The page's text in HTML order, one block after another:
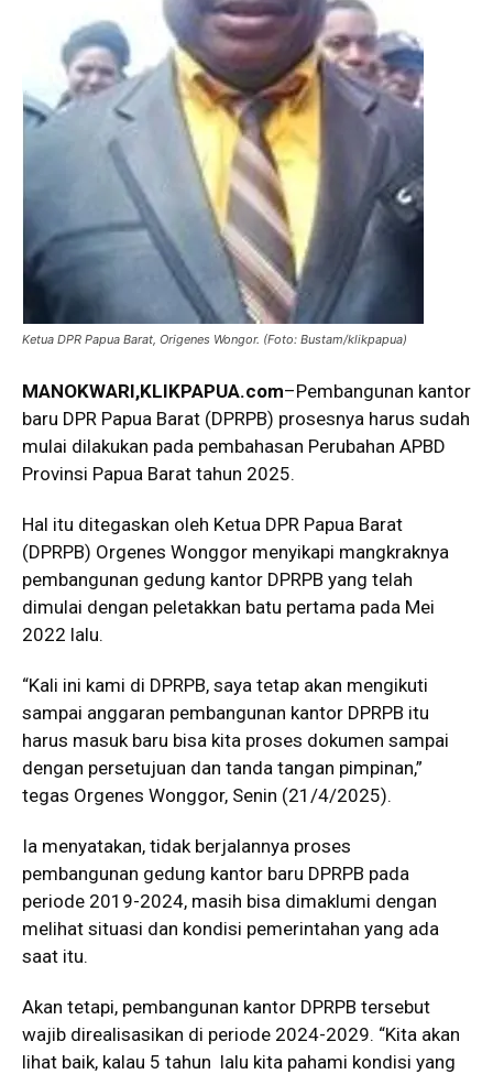
Ketua DPR Papua Barat, Origenes Wongor. (Foto: Bustam/klikpapua)
MANOKWARI,KLIKPAPUA.com–Pembangunan kantor
baru DPR Papua Barat (DPRPB) prosesnya harus sudah
mulai dilakukan pada pembahasan Perubahan APBD
Provinsi Papua Barat tahun 2025.
Hal itu ditegaskan oleh Ketua DPR Papua Barat
(DPRPB) Orgenes Wonggor menyikapi mangkraknya
pembangunan gedung kantor DPRPB yang telah
dimulai dengan peletakkan batu pertama pada Mei
2022 lalu.
“Kali ini kami di DPRPB, saya tetap akan mengikuti
sampai anggaran pembangunan kantor DPRPB itu
harus masuk baru bisa kita proses dokumen sampai
dengan persetujuan dan tanda tangan pimpinan,”
tegas Orgenes Wonggor, Senin (21/4/2025).
Ia menyatakan, tidak berjalannya proses
pembangunan gedung kantor baru DPRPB pada
periode 2019-2024, masih bisa dimaklumi dengan
melihat situasi dan kondisi pemerintahan yang ada
saat itu.
Akan tetapi, pembangunan kantor DPRPB tersebut
wajib direalisasikan di periode 2024-2029. “Kita akan
lihat baik, kalau 5 tahun lalu kita pahami kondisi yang